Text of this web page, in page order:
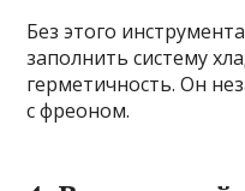
Без этого
заполнить систему
герметичность. Он
с фреоном.